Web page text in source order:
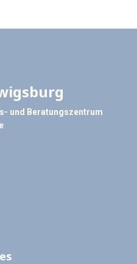
und Beratungszentrum